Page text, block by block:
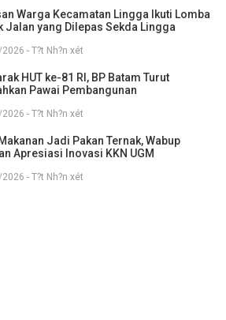
Warga Kecamatan Lingga Ikuti Lomba
Jalan yang Dilepas Sekda Lingga
- T?t Nh?n xét
HUT ke-81 RI, BP Batam Turut
Pawai Pembangunan
- T?t Nh?n xét
Jadi Pakan Ternak, Wabup
Apresiasi Inovasi KKN UGM
- T?t Nh?n xét